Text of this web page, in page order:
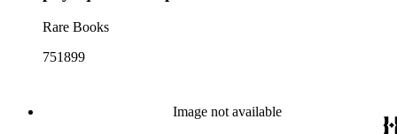
Rare Books
751899
Image not available